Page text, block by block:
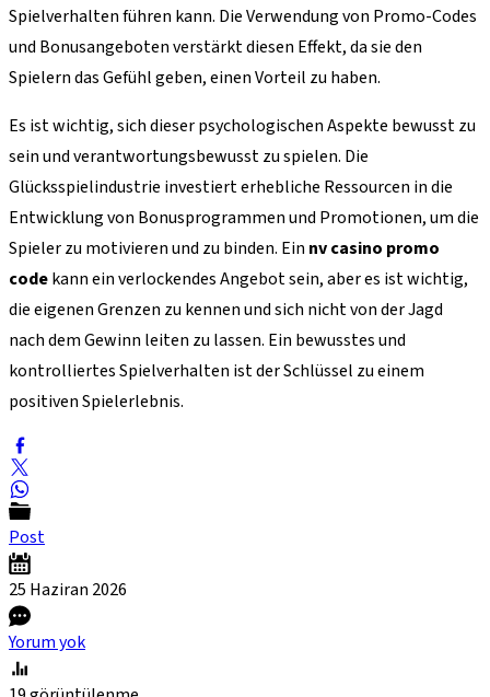
Spielverhalten führen kann. Die Verwendung von Promo-Codes
und Bonusangeboten verstärkt diesen Effekt, da sie den
Spielern das Gefühl geben, einen Vorteil zu haben.
Es ist wichtig, sich dieser psychologischen Aspekte bewusst zu
sein und verantwortungsbewusst zu spielen. Die
Glücksspielindustrie investiert erhebliche Ressourcen in die
Entwicklung von Bonusprogrammen und Promotionen, um die
Spieler zu motivieren und zu binden. Ein nv casino promo
codekann ein verlockendes Angebot sein, aber es ist wichtig,
die eigenen Grenzen zu kennen und sich nicht von der Jagd
nach dem Gewinn leiten zu lassen. Ein bewusstes und
kontrolliertes Spielverhalten ist der Schlüssel zu einem
positiven Spielerlebnis.
Post
25 Haziran 2026
Yorum yok